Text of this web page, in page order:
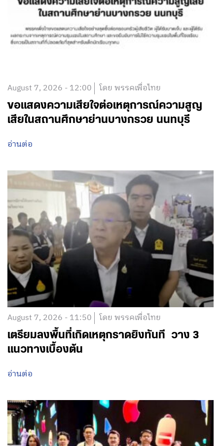
August 7, 2026 - 12:00 โดย พรรคเพื่อไทย
ขอแสดงความเสียใจต่อเหตุการณ์ความสูญ
เสียในสถานศึกษาย่านบางกรวย นนทบุรี
อ่านต่อ
August 7, 2026 - 11:50 โดย พรรคเพื่อไทย
เตรียมลงพื้นที่เกิดเหตุกราดยิงทันที วาง 3
แนวทางเบื้องต้น
อ่านต่อ